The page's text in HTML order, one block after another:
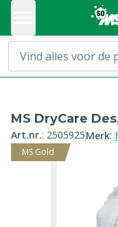
MS DryCare
Art.nr.: 2505925Merk:
MS Gold